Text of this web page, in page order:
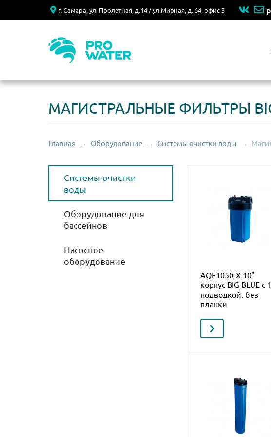
г. Самара, ул. Пролетная, д.14 / ул.Мирная, д. 64, офис 3
МАГИСТРАЛЬНЫЕ ФИЛЬТРЫ
Строка навигации
Главная Оборудование Системы очистки воды
Меню каталога
Системы очистки
воды
Оборудование для
бассейнов
Насосное
оборудование
AQF1050-Х 10"
корпус BIG BLUE c 1
подводкой, без
планки